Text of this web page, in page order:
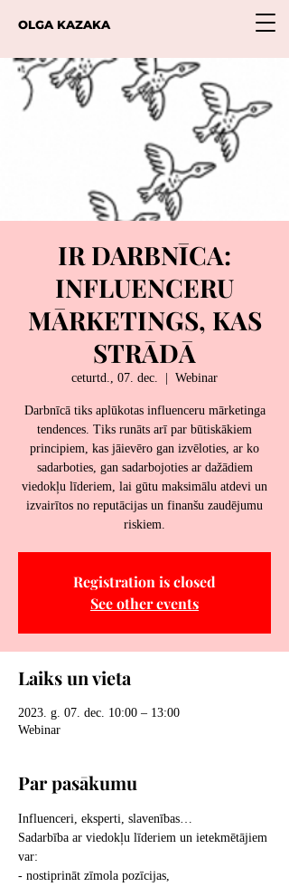
OLGA KAZAKA
IR DARBNĪCA:
INFLUENCERU
MĀRKETINGS, KAS
STRĀDĀ
ceturtd., 07. dec. Webinar
Darbnīcā tiks aplūkotas influenceru mārketinga
tendences. Tiks runāts arī par būtiskākiem
principiem, kas jāievēro gan izvēloties, ar ko
sadarboties, gan sadarbojoties ar dažādiem
viedokļu līderiem, lai gūtu maksimālu atdevi un
izvairītos no reputācijas un finanšu zaudējumu
riskiem.
Registration is closed
See other events
Laiks un vieta
2023. g. 07. dec. 10:00 – 13:00
Webinar
Par pasākumu
Influenceri, eksperti, slavenības…
Sadarbība ar viedokļu līderiem un ietekmētājiem
var:
- nostiprināt zīmola pozīcijas,